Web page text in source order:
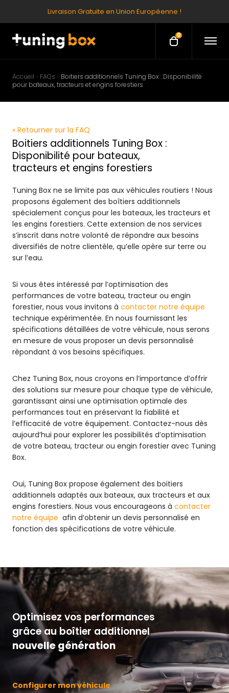
Livraison Gratuite en Union Européenne !
O
e
n
a
0
O
e
Accueil » FAQs » Boitiers additionnels Tuning Box : Disponibilité
pour bateaux, tracteurs et engins forestiers
« Retourner sur la FAQ
Boitiers additionnels Tuning Box :
Disponibilité pour bateaux,
tracteurs et engins forestiers
Tuning Box ne se limite pas aux véhicules routiers ! Nous
proposons également des boîtiers additionnels
spécialement conçus pour les bateaux, les tracteurs et
les engins forestiers. Cette extension de nos services
s’inscrit dans notre volonté de répondre aux besoins
diversifiés de notre clientèle, qu’elle opère sur terre ou
sur l’eau.
Si vous êtes intéressé par l’optimisation des
performances de votre bateau, tracteur ou engin
forestier, nous vous invitons à contacter notre équipe
technique expérimentée. En nous fournissant les
spécifications détaillées de votre véhicule, nous serons
en mesure de vous proposer un devis personnalisé
répondant à vos besoins spécifiques.
Chez Tuning Box, nous croyons en l’importance d’offrir
des solutions sur mesure pour chaque type de véhicule,
garantissant ainsi une optimisation optimale des
performances tout en préservant la fiabilité et
l’efficacité de votre équipement. Contactez-nous dès
aujourd’hui pour explorer les possibilités d’optimisation
de votre bateau, tracteur ou engin forestier avec Tuning
Box.
Oui, Tuning Box propose également des boitiers
additionnels adaptés aux bateaux, aux tracteurs et aux
engins forestiers. Nous vous encourageons à contacter
notre équipe afin d’obtenir un devis personnalisé en
fonction des spécifications de votre véhicule.
Optimisez vos performances
grâce au boîtier additionnel
nouvelle génération
Configurer mon véhicule